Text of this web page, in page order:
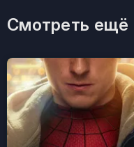
Смотреть ещё